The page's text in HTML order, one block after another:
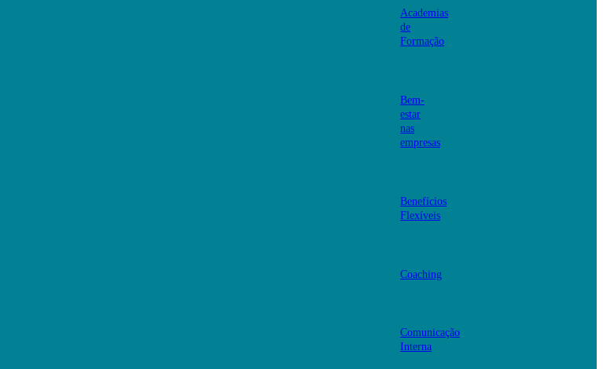
Academias
de
Formação
Bem-
estar
nas
empresas
Benefícios
Flexíveis
Coaching
Comunicação
Interna